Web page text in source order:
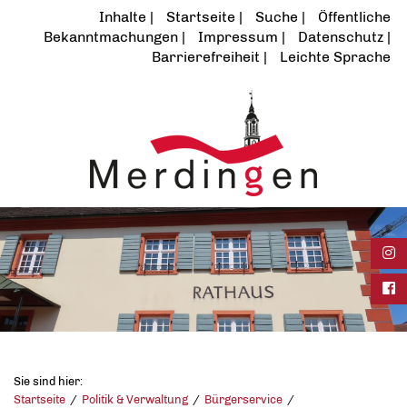
Inhalte Startseite Suche
Öffentliche
Bekanntmachungen
Impressum
Datenschutz
Barrierefreiheit
Leichte Sprache
Sie sind hier:
Startseite
Politik & Verwaltung
Bürgerservice